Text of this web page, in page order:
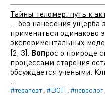
Тайны теломер: путь к
... без нанесения ущерба
применяться одинаково
экспериментальных
[2, 3]. Вопрос о природе
процессами старения
обсуждается учеными.
...
#терапевт, #ВОП , #невролог